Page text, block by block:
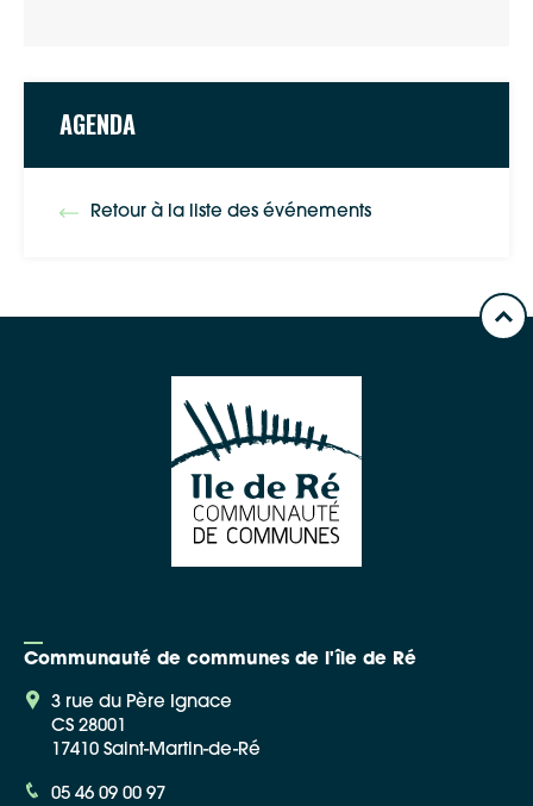
AGENDA
Retour à la liste des événements
Communauté de communes de l'île de Ré
3 rue du Père Ignace
CS 28001
17410 Saint-Martin-de-Ré
05 46 09 00 97